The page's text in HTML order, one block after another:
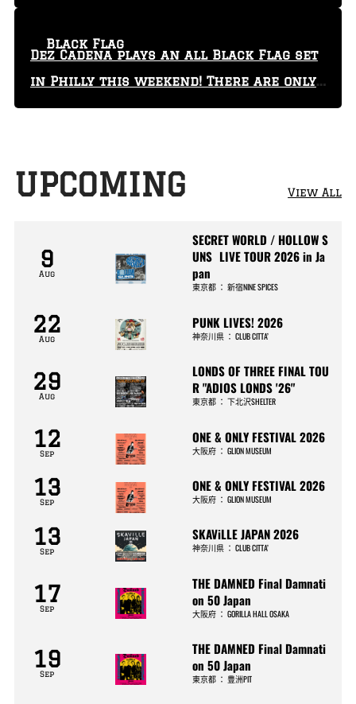
Dez Cadena plays an all Black Flag set
in Philly this weekend! There are only
29 tickets left!
Black Flag
UPCOMING View All
9
Aug
SECRET WORLD / HOLLOW S
UNS LIVE TOUR 2026 in Ja
pan
東京都 ：新宿NINE SPICES
22
Aug
PUNK LIVES! 2026
神奈川県 ：CLUB CITTA’
29
Aug
LONDS OF THREE FINAL TOU
R "ADIOS LONDS '26"
東京都 ：下北沢SHELTER
12
Sep
ONE & ONLY FESTIVAL 2026
大阪府 ：GLION MUSEUM
13
Sep
ONE & ONLY FESTIVAL 2026
大阪府 ：GLION MUSEUM
13
Sep
SKAViLLE JAPAN 2026
神奈川県 ：CLUB CITTA’
17
Sep
THE DAMNED Final Damnati
on 50 Japan
大阪府 ：GORILLA HALL OSAKA
19
Sep
THE DAMNED Final Damnati
on 50 Japan
東京都 ：豊洲PIT